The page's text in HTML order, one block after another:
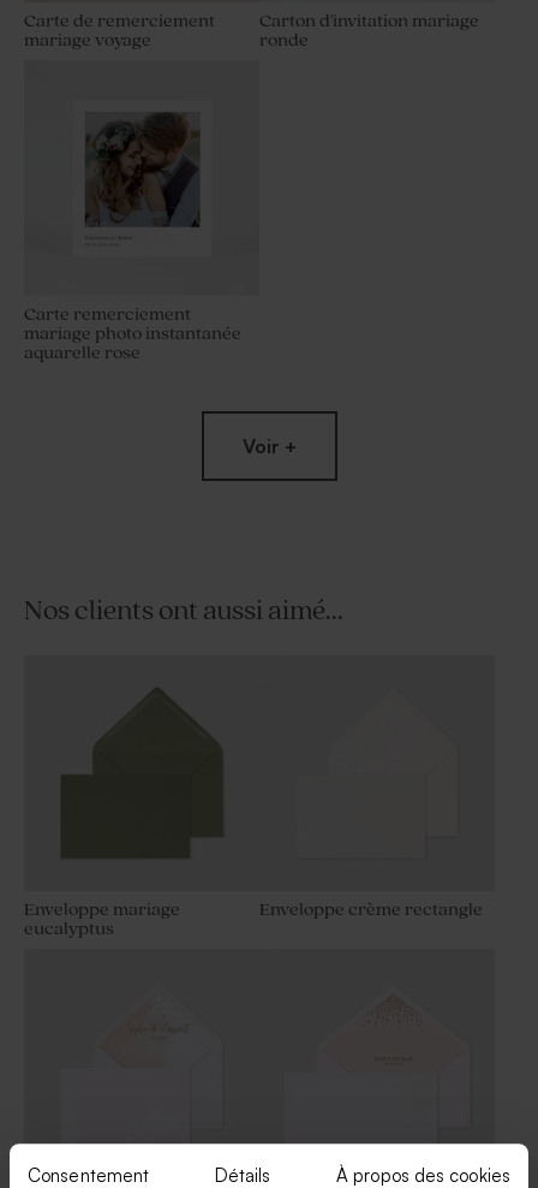
Consentement Détails À propos des cookies
Carte de remerciement
mariage voyage
Carton d'invitation mariage
ronde
Carte remerciement
mariage photo instantanée
aquarelle rose
Voir +
Nos clients ont aussi aimé...
Enveloppe mariage
eucalyptus
Enveloppe crème rectangle